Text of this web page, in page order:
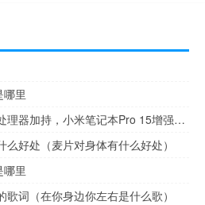
哪里
全新英特尔十代酷睿移动处理器加持，小米笔记本Pro 15增强版体验
好处（麦片对身体有什么好处）
哪里
词（在你身边你左右是什么歌）